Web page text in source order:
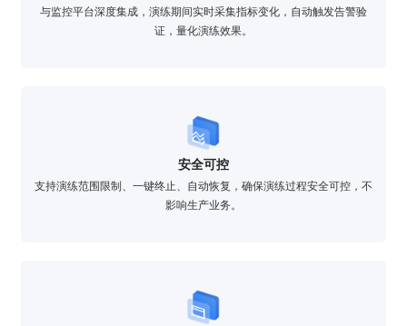
与监控平台深度集成，演练期间实时采集指标变化，自动触发告警验
证，量化演练效果。
安全可控
支持演练范围限制、一键终止、自动恢复，确保演练过程安全可控，不
影响生产业务。